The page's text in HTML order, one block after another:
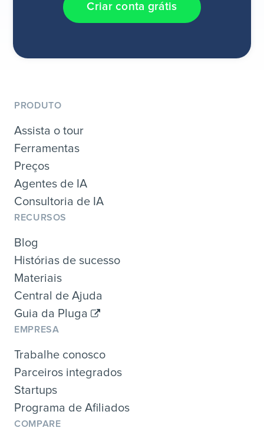
Criar conta grátis
PRODUTO
Assista o tour
Ferramentas
Preços
Agentes de IA
Consultoria de IA
RECURSOS
Blog
Histórias de sucesso
Materiais
Central de Ajuda
Guia da Pluga
EMPRESA
Trabalhe conosco
Parceiros integrados
Startups
Programa de Afiliados
COMPARE